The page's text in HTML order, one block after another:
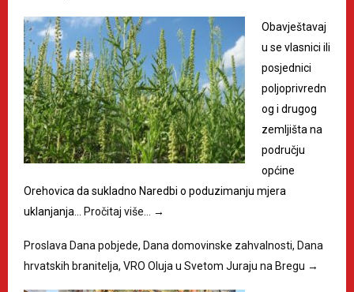
Obavještavaj
u se vlasnici ili
posjednici
poljoprivredn
og i drugog
zemljišta na
području
općine
Orehovica da sukladno Naredbi o poduzimanju mjera
uklanjanja…
Pročitaj više… →
Proslava Dana pobjede, Dana domovinske zahvalnosti, Dana
hrvatskih branitelja, VRO Oluja u Svetom Juraju na Bregu →